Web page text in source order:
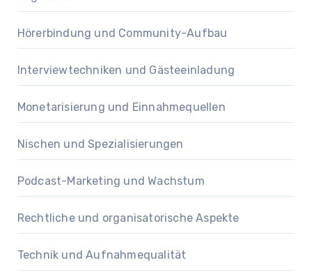
Hörerbindung und Community-Aufbau
Interviewtechniken und Gästeeinladung
Monetarisierung und Einnahmequellen
Nischen und Spezialisierungen
Podcast-Marketing und Wachstum
Rechtliche und organisatorische Aspekte
Technik und Aufnahmequalität